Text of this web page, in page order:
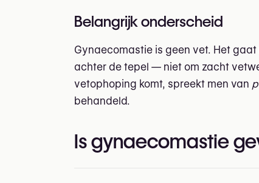
Belangrijk onderscheid
Gynaecomastie is geen vet. Het
achter de tepel — niet om zacht
vetophoping komt, spreekt men van
behandeld.
Is gynaecomastie